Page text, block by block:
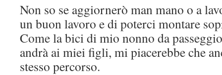
Non so se aggiornerò man mano o a
un buon lavoro e di poterci montare
Come la bici di mio nonno da
andrà ai miei figli, mi piacerebbe che
stesso percorso.